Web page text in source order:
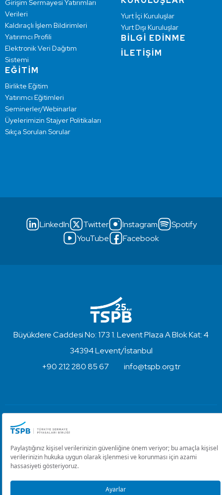
Girişim Sermayesi Yatırımları
Verileri
Kaldıraçlı İşlem Bildirimleri
Yatırımcı Profili
Elektronik Veri Dağıtım
Sistemi
EĞİTİM
Birlikte Eğitim
Yatırımcı Eğitimleri
Seminerler/Webinarlar
Üyelerimizin Stajyer Politikaları
Sıkça Sorulan Sorular
Yurt İçi Kuruluşlar
Yurt Dışı Kuruluşlar
BİLGİ EDİNME
İLETİŞİM
LinkedIn Twitter Instagram
Spotify
YouTube
Facebook
Büyükdere Caddesi No: 173 1. Levent Plaza A Blok Kat: 4
34394 Levent/İstanbul
+90 212 280 85 67
info@tspb.org.tr
Kullanım Koşulları ve Gizlilik
Çerez Ayarlarını Düzenle